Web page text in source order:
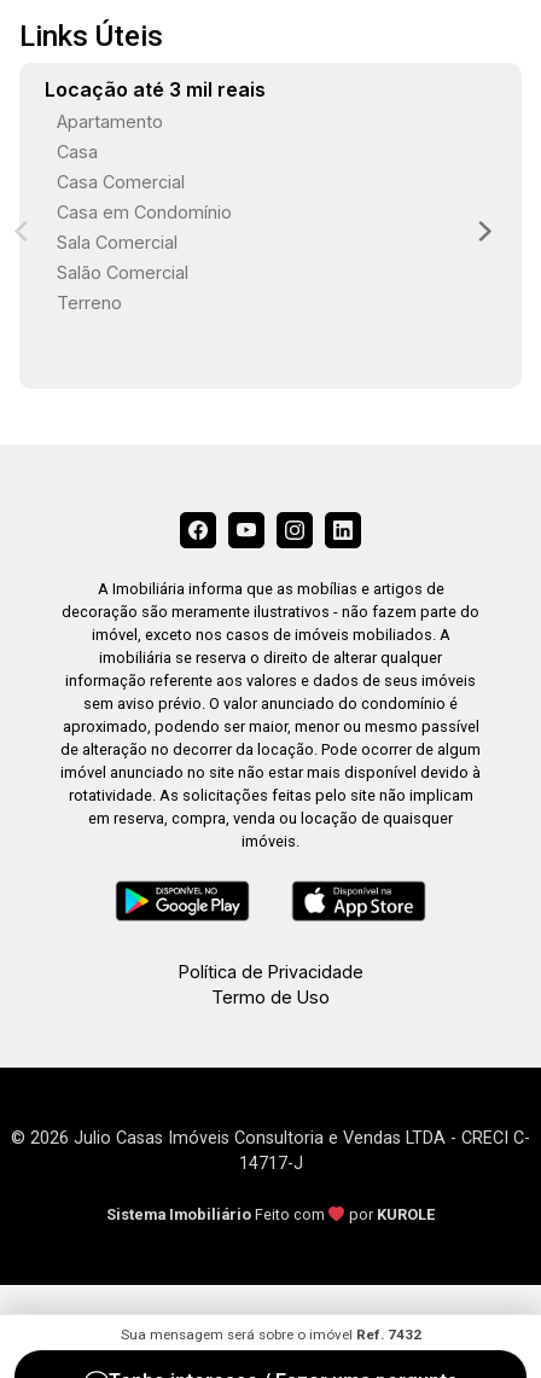
Sua mensagem será sobre o imóvel Ref. 7432
Links Úteis
Locação até 3 mil reais
Apartamento
Casa
Casa Comercial
Casa em Condomínio
Sala Comercial
Salão Comercial
Terreno
A Imobiliária informa que as mobílias e artigos de
decoração são meramente ilustrativos - não fazem parte do
imóvel, exceto nos casos de imóveis mobiliados. A
imobiliária se reserva o direito de alterar qualquer
informação referente aos valores e dados de seus imóveis
sem aviso prévio. O valor anunciado do condomínio é
aproximado, podendo ser maior, menor ou mesmo passível
de alteração no decorrer da locação. Pode ocorrer de algum
imóvel anunciado no site não estar mais disponível devido à
rotatividade. As solicitações feitas pelo site não implicam
em reserva, compra, venda ou locação de quaisquer
imóveis.
Política de Privacidade
Termo de Uso
© 2026 Julio Casas Imóveis Consultoria e Vendas LTDA - CRECI C-
14717-J
Sistema Imobiliário Feito com por KUROLE